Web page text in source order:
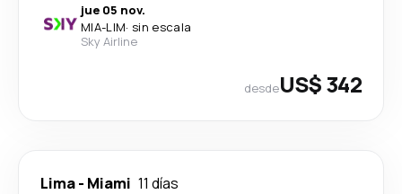
jue 05 nov.
MIA-LIM· sin escala
Sky Airline
desdeUS$ 342
Lima- Miami 11 días